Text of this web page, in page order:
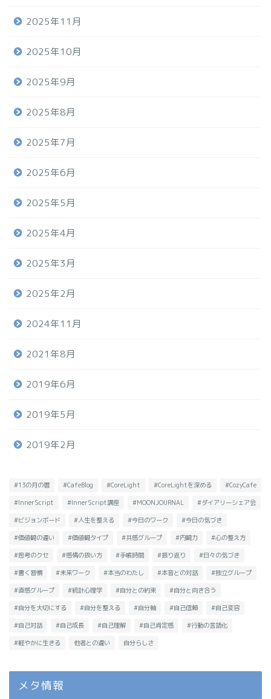
2025年11月
2025年10月
2025年9月
2025年8月
2025年7月
2025年6月
2025年5月
2025年4月
2025年3月
2025年2月
2024年11月
2021年8月
2019年6月
2019年5月
2019年2月
#13の月の暦 #CafeBlog #CoreLight #CoreLightを深める #CozyCafe
#InnerScript #InnerScript講座 #MOONJOURNAL #ダイアリーシェア会
#ビジョンボード #人生を整える #今日のワーク #今日の気づき
#価値観の違い #価値観タイプ #共感グループ #内観力 #心の整え方
#思考のクセ #感情の扱い方 #手帳時間 #振り返り #日々の気づき
#書く習慣 #未来ワーク #本当のわたし #本音との対話 #独立グループ
#直感グループ #統計心理学 #自分との約束 #自分と向き合う
#自分を大切にする #自分を整える #自分軸 #自己信頼 #自己変容
#自己対話 #自己成長 #自己理解 #自己肯定感 #行動の言語化
#軽やかに生きる 他者との違い 自分らしさ
メタ情報